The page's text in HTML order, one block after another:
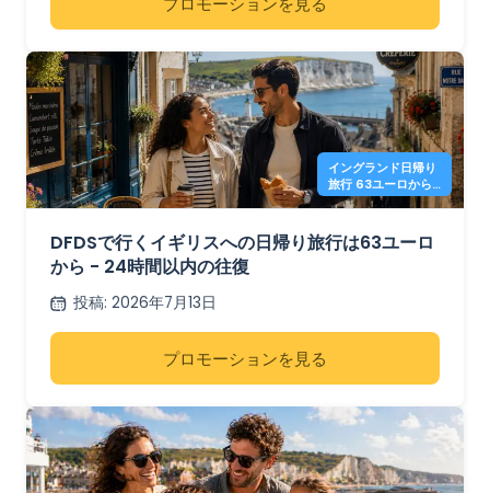
イングランド日帰り
旅行 63ユーロから
- DFDS
DFDSで行くイギリスへの日帰り旅行は63ユーロ
から - 24時間以内の往復
投稿: 2026年7月13日
プロモーションを見る